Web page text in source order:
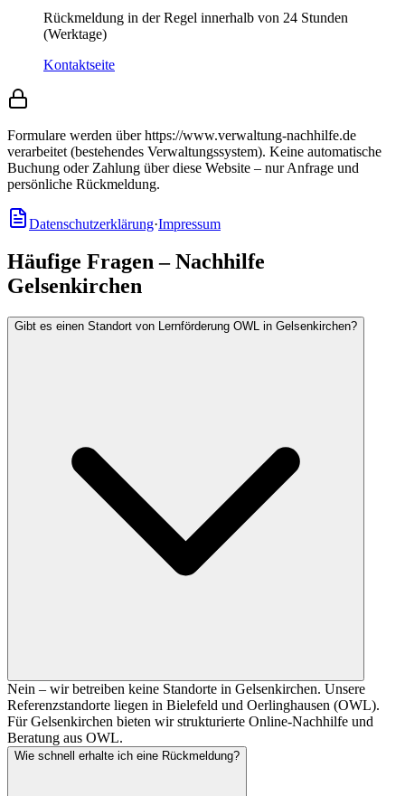
Rückmeldung in der Regel innerhalb von 24 Stunden
(Werktage)
Kontaktseite
Formulare werden über https://www.verwaltung-nachhilfe.de
verarbeitet (bestehendes Verwaltungssystem). Keine automatische
Buchung oder Zahlung über diese Website – nur Anfrage und
persönliche Rückmeldung.
Datenschutzerklärung·Impressum
Häufige Fragen – Nachhilfe
Gelsenkirchen
Gibt es einen Standort von Lernförderung OWL in Gelsenkirchen?
Nein – wir betreiben keine Standorte in Gelsenkirchen. Unsere
Referenzstandorte liegen in Bielefeld und Oerlinghausen (OWL).
Für Gelsenkirchen bieten wir strukturierte Online-Nachhilfe und
Beratung aus OWL.
Wie schnell erhalte ich eine Rückmeldung?